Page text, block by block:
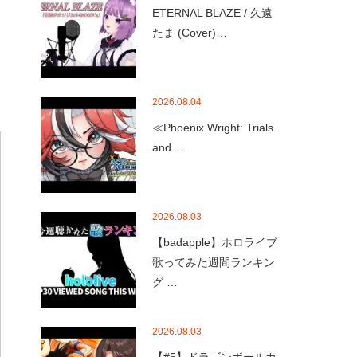
ETERNAL BLAZE / 久遠
たま (Cover)…
2026.08.04
≪Phoenix Wright: Trials
and …
2026.08.03
【badapple】ホロライブ
歌ってみた週間ランキン
グ …
2026.08.03